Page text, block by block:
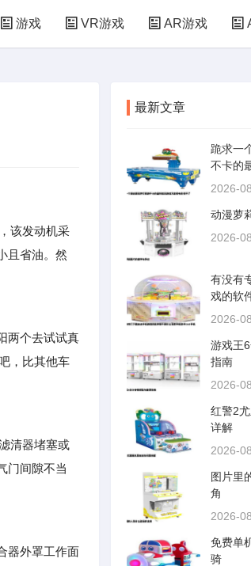
游戏 VR游戏 AR游戏
该发动机采
且省油。然
两个去试试真
，比其他车
清器堵塞或
门间隙不当
器外罩工作面
最新文章
跪求一
不卡的
电影看
2026-
动漫萝
2026-
有没有
戏的软
机助手
2026-
游戏王
指南
2026-
红警2
详解
2026-
图片里
角
2026-
免费单
骑